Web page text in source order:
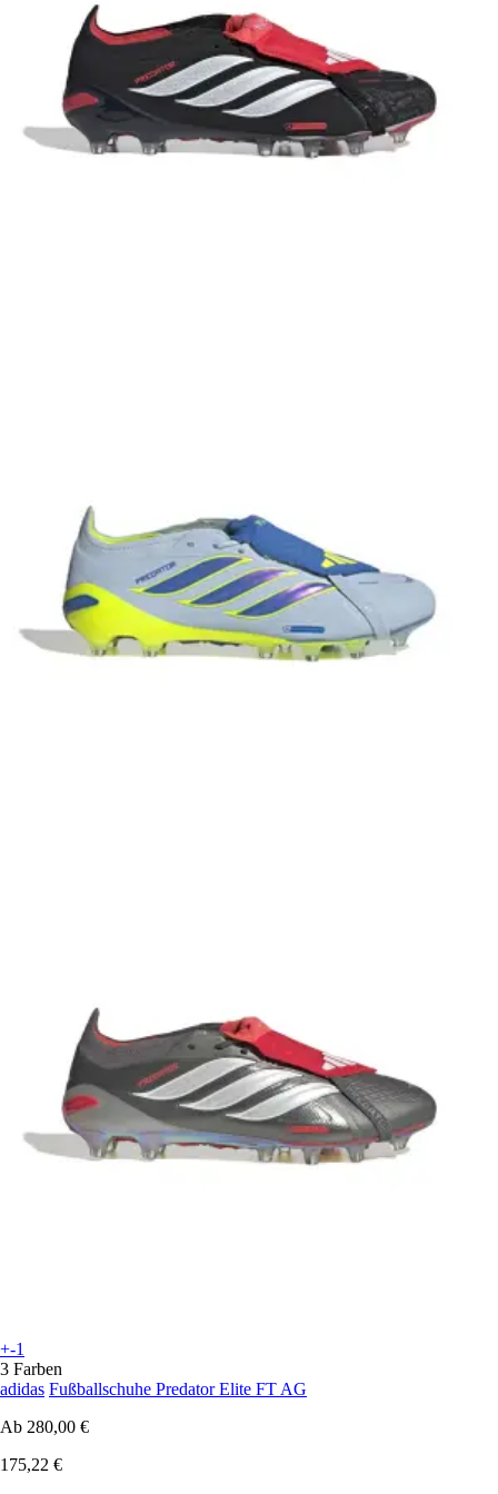
+-1
3 Farben
adidas Fußballschuhe Predator Elite FT AG
Ab 280,00 €
175,22 €